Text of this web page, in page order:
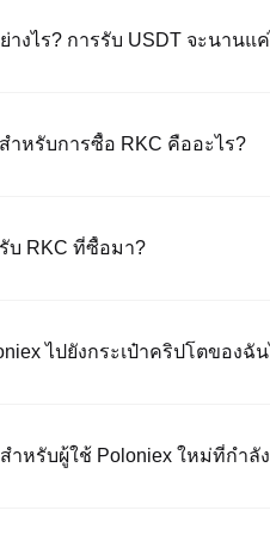
ง 0.05%) ใช้กับการซื้อขาย RKC/
างไร? การรับ USDT จะนานแ
องของผู้ขาย
ำหรับการซื้อ RKC คืออะไร?
ถตรวจสอบแต่ละหน้าสำหรับขีดจำ
บ RKC ที่ซื้อมา?
ป็น USDT แล้วแลกเปลี่ยนกับ
ไปยังกระเป๋าคริปโตของฉั
หรับผู้ใช้ Poloniex ใหม่ที่กำลั